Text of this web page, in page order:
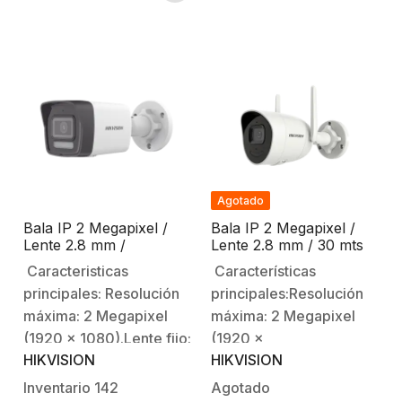
WDR 120dB / D3 DNR /
BLC.Compresión:
H.265+ / H.265…
83°Distancia de
2.0.Funciones normales:
Bala IP 2 Megapixel /
Lente 2.8 mm /
/Micrófono Integrado /
Acusense / Dual Light /
30 mts IR EXIR /
Exterior IP67 / H.265 /
PoE / ONVIF
Caracteristicas
principales: Resolución
máxima: 2 Megapixel
(1920 x 1080).Lente fijo:
2.8 mm (angulo de
apertura
HIKVISION
Inventario 142
Agotado
Bala IP 2 Megapixel /
Lente 2.8 mm / 30 mts
IR / Exterior IP66 / Wi-
Fi / WDR 120 dB / H.265
/ Micrófono y Bocina
Interconstruido /
MicroSD
Características
principales:Resolución
máxima: 2 Megapixel
(1920 ×
1080).Iluminación
mínima: color 0.005 lux
HIKVISION
Agotado